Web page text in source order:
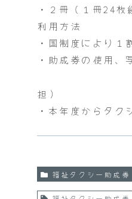
・２冊（１冊24
利用方法
・国制度により１
・助成券の使用
担）
・本年度からタ
福祉タクシー助成券